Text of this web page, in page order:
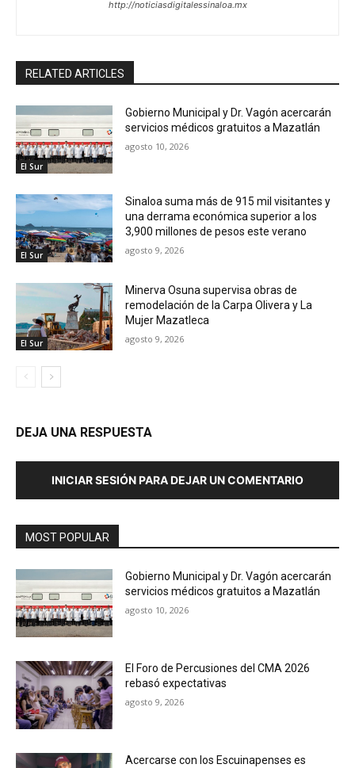
http://noticiasdigitalessinaloa.mx
RELATED ARTICLES
El Sur
Gobierno Municipal y Dr. Vagón acercarán
servicios médicos gratuitos a Mazatlán
agosto 10, 2026
El Sur
Sinaloa suma más de 915 mil visitantes y
una derrama económica superior a los
3,900 millones de pesos este verano
agosto 9, 2026
El Sur
Minerva Osuna supervisa obras de
remodelación de la Carpa Olivera y La
Mujer Mazatleca
agosto 9, 2026
DEJA UNA RESPUESTA
INICIAR SESIÓN PARA DEJAR UN COMENTARIO
MOST POPULAR
Gobierno Municipal y Dr. Vagón acercarán
servicios médicos gratuitos a Mazatlán
agosto 10, 2026
El Foro de Percusiones del CMA 2026
rebasó expectativas
agosto 9, 2026
Acercarse con los Escuinapenses es